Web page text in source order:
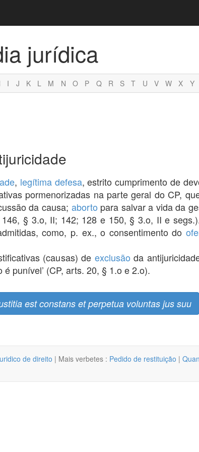
jurídica
I J K L M N O P Q R S T U V W X Y
, legítima defesa, estrito cumprimento de
pormenorizadas na parte geral do CP,
da causa; aborto para salvar a vida da
§ 3.o, II; 142; 128 e 150, § 3.o, II e
como, p. ex., o consentimento do
(causas) de exclusão da
é punível’ (CP, arts. 20, § 1.o e 2.o).
est constans et perpetua voluntas jus suu
de direito | Mais verbetes : Pedido de restituição |